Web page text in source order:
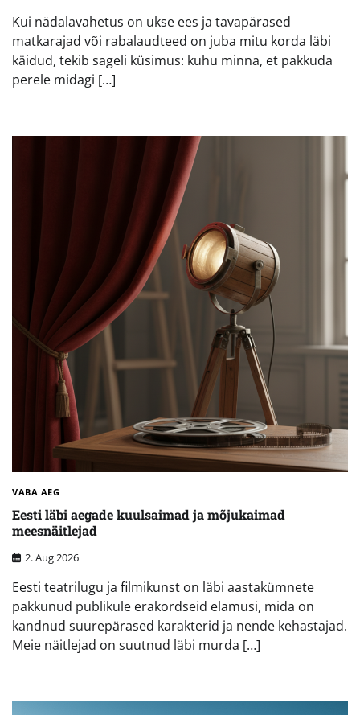
Kui nädalavahetus on ukse ees ja tavapärased
matkarajad või rabalaudteed on juba mitu korda läbi
käidud, tekib sageli küsimus: kuhu minna, et pakkuda
perele midagi […]
VABA AEG
Eesti läbi aegade kuulsaimad ja mõjukaimad
meesnäitlejad
2. Aug 2026
Eesti teatrilugu ja filmikunst on läbi aastakümnete
pakkunud publikule erakordseid elamusi, mida on
kandnud suurepärased karakterid ja nende kehastajad.
Meie näitlejad on suutnud läbi murda […]